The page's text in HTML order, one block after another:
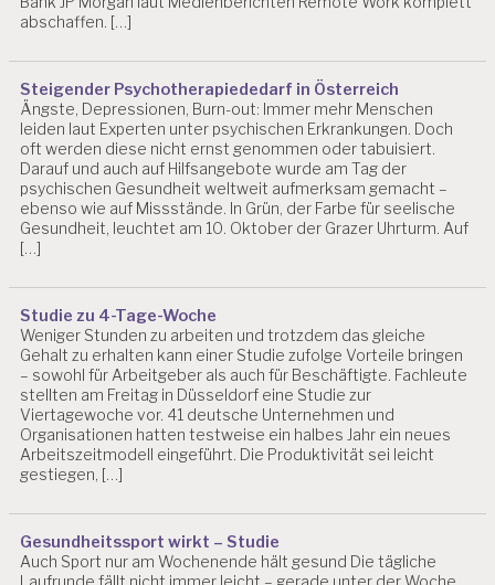
F
L
Z
E
I
T
E
N
G
Ä
H
R
D
U
N
G
S
B
R
T
abschaffen. […]
Steigender Psychotherapiededarf in Österreich
Ängste, Depressionen, Burn-out: Immer mehr Menschen
leiden laut Experten unter psychischen Erkrankungen. Doch
oft werden diese nicht ernst genommen oder tabuisiert.
Darauf und auch auf Hilfsangebote wurde am Tag der
psychischen Gesundheit weltweit aufmerksam gemacht –
ebenso wie auf Missstände. In Grün, der Farbe für seelische
Gesundheit, leuchtet am 10. Oktober der Grazer Uhrturm. Auf
[…]
Studie zu 4-Tage-Woche
Weniger Stunden zu arbeiten und trotzdem das gleiche
Gehalt zu erhalten kann einer Studie zufolge Vorteile bringen
– sowohl für Arbeitgeber als auch für Beschäftigte. Fachleute
stellten am Freitag in Düsseldorf eine Studie zur
Viertagewoche vor. 41 deutsche Unternehmen und
Organisationen hatten testweise ein halbes Jahr ein neues
Arbeitszeitmodell eingeführt. Die Produktivität sei leicht
gestiegen, […]
Gesundheitssport wirkt – Studie
Auch Sport nur am Wochenende hält gesund Die tägliche
Laufrunde fällt nicht immer leicht – gerade unter der Woche